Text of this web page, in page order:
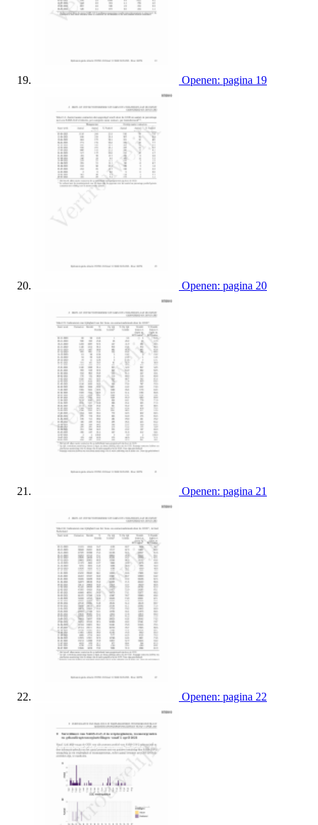
Openen: pagina 19
Openen: pagina 20
Openen: pagina 21
Openen: pagina 22